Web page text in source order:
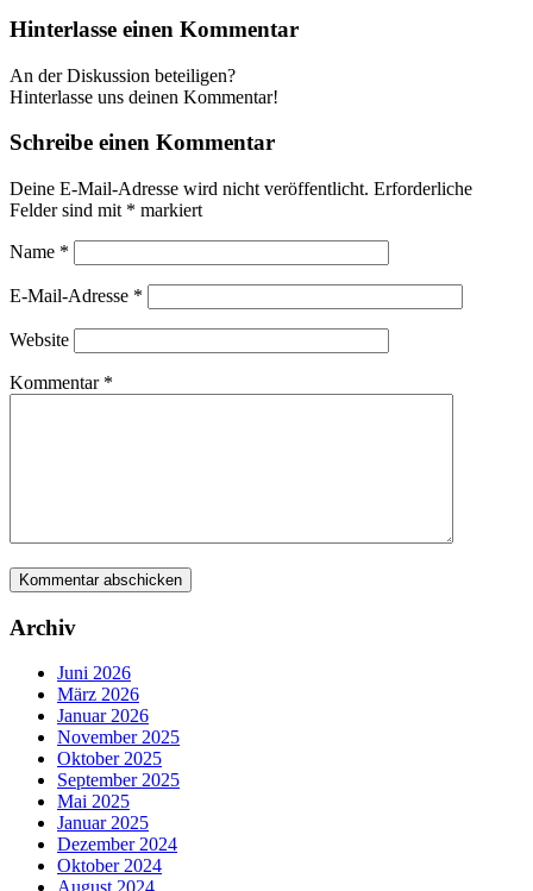
Hinterlasse einen Kommentar
An der Diskussion beteiligen?
Hinterlasse uns deinen Kommentar!
Schreibe einen Kommentar
Deine E-Mail-Adresse wird nicht veröffentlicht. Erforderliche
Felder sind mit * markiert
Name *
E-Mail-Adresse *
Website
Kommentar *
Archiv
Juni 2026
März 2026
Januar 2026
November 2025
Oktober 2025
September 2025
Mai 2025
Januar 2025
Dezember 2024
Oktober 2024